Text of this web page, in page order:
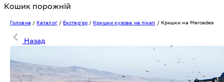
Кошик порожній
Головна / Каталог/ Екстерʼєр/ Кришки кузова на пікап / Кришки на Mercedes
Назад